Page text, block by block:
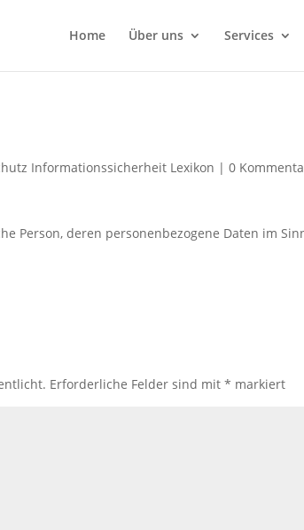
Home Über uns Services
Informationssicherheit Lexikon |0
Person, deren personenbezogene Daten im
Erforderliche Felder sind mit* markiert